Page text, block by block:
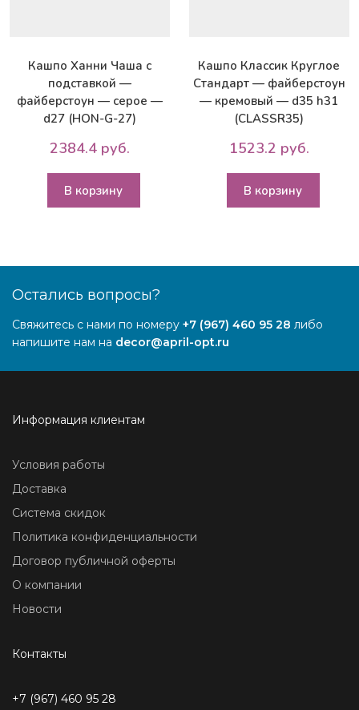
Кашпо Ханни Чаша с
подставкой —
файберстоун — серое —
d27 (HON-G-27)
2384.4 руб.
В корзину
Кашпо Классик Круглое
Стандарт — файберстоун
— кремовый — d35 h31
(CLASSR35)
1523.2 руб.
В корзину
Остались вопросы?
Свяжитесь с нами по номеру +7 (967) 460 95 28 либо
напишите нам на decor@april-opt.ru
Информация клиентам
Условия работы
Доставка
Система скидок
Политика конфиденциальности
Договор публичной оферты
О компании
Новости
Контакты
+7 (967) 460 95 28